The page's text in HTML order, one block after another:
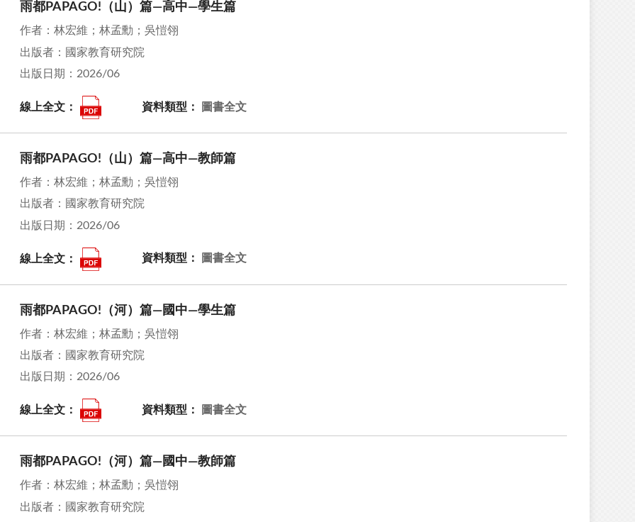
雨都PAPAGO!（山）篇—高中—學生篇
作者：林宏維；林孟勳；吳愷翎
出版者：國家教育研究院
出版日期：2026/06
線上全文： 資料類型： 圖書全文
雨都PAPAGO!（山）篇—高中—教師篇
作者：林宏維；林孟勳；吳愷翎
出版者：國家教育研究院
出版日期：2026/06
線上全文： 資料類型： 圖書全文
雨都PAPAGO!（河）篇—國中—學生篇
作者：林宏維；林孟勳；吳愷翎
出版者：國家教育研究院
出版日期：2026/06
線上全文： 資料類型： 圖書全文
雨都PAPAGO!（河）篇—國中—教師篇
作者：林宏維；林孟勳；吳愷翎
出版者：國家教育研究院